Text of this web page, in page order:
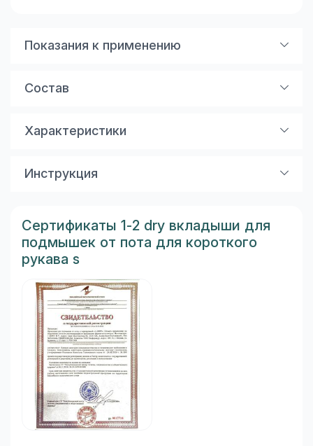
Показания к применению
повышенным потоотделением и аллергиков,
Состав
технологии 1-2 DRY (Голландия).
Характеристики
появление пятен от пота и дезодоранта. Тонкие,
Инструкция
Сертификаты 1-2 dry вкладыши для
подмышек от пота для короткого
рукава s